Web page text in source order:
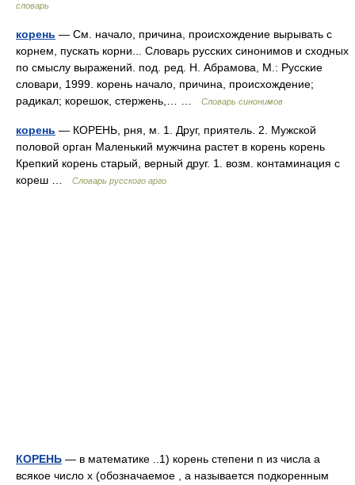
словарь
корень — См. начало, причина, происхождение вырывать с
корнем, пускать корни... Словарь русских синонимов и сходных
по смыслу выражений. под. ред. Н. Абрамова, М.: Русские
словари, 1999. корень начало, причина, происхождение;
радикал; корешок, стержень,… …
Словарь синонимов
корень — КОРЕНЬ, рня, м. 1. Друг, приятель. 2. Мужской
половой орган Маленький мужчина растет в корень корень
Крепкий корень старый, верный друг. 1. возм. контаминация с
кореш …
Словарь русского арго
КОРЕНЬ — в математике ..1) корень степени n из числа a
всякое число x (обозначаемое , a называется подкоренным